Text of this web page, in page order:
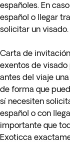
españoles. En
español o llegar
solicitar un visado.
Carta de
exentos de visado
antes del viaje
de forma que
sí necesiten
español o con
importante que
Exoticca